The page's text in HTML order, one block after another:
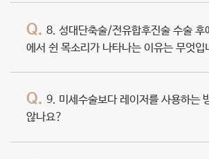
Q. 8. 성대단축술/전유합후진술 수술 후
에서 쉰 목소리가 나타나는 이유는 무엇입
Q. 9. 미세수술보다 레이저를 사용하는
않나요?